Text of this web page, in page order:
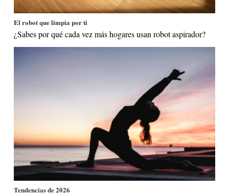
El robot que limpia por ti
¿Sabes por qué cada vez más hogares usan robot aspirador?
Tendencias de 2026